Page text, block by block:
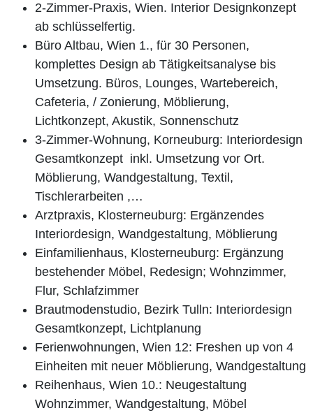
2-Zimmer-Praxis, Wien. Interior Designkonzept
ab schlüsselfertig.
Büro Altbau, Wien 1., für 30 Personen,
komplettes Design ab Tätigkeitsanalyse bis
Umsetzung. Büros, Lounges, Wartebereich,
Cafeteria, / Zonierung, Möblierung,
Lichtkonzept, Akustik, Sonnenschutz
3-Zimmer-Wohnung, Korneuburg: Interiordesign
Gesamtkonzept inkl. Umsetzung vor Ort.
Möblierung, Wandgestaltung, Textil,
Tischlerarbeiten ,…
Arztpraxis, Klosterneuburg: Ergänzendes
Interiordesign, Wandgestaltung, Möblierung
Einfamilienhaus, Klosterneuburg: Ergänzung
bestehender Möbel, Redesign; Wohnzimmer,
Flur, Schlafzimmer
Brautmodenstudio, Bezirk Tulln: Interiordesign
Gesamtkonzept, Lichtplanung
Ferienwohnungen, Wien 12: Freshen up von 4
Einheiten mit neuer Möblierung, Wandgestaltung
Reihenhaus, Wien 10.: Neugestaltung
Wohnzimmer, Wandgestaltung, Möbel